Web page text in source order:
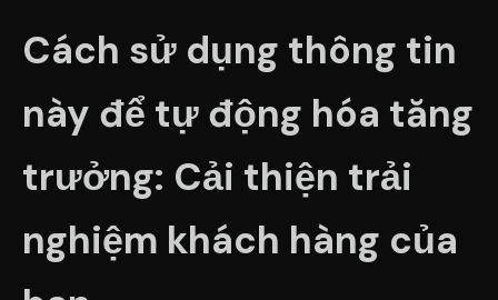
Cách sử dụng thông tin
này để tự động hóa tăng
trưởng: Cải thiện trải
nghiệm khách hàng của